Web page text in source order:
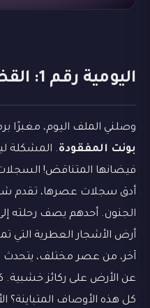
اليومية رقم 1: القضية التي حيرت الزمن
وصلني الملف اليوم، مغبرًا
بونت المفقودة. المشكلة
فيضانها المتناقض! السجلات
أدق سجلات عصرها، تقدم
الجنون. أحدهم يصف رحلته
أرض الأشجار العطرية التي
آخر، من عصر مختلف، يتحدث
عن الأرض على ركائز خشبية.
كل هذه الأوصاف المتباينة؟